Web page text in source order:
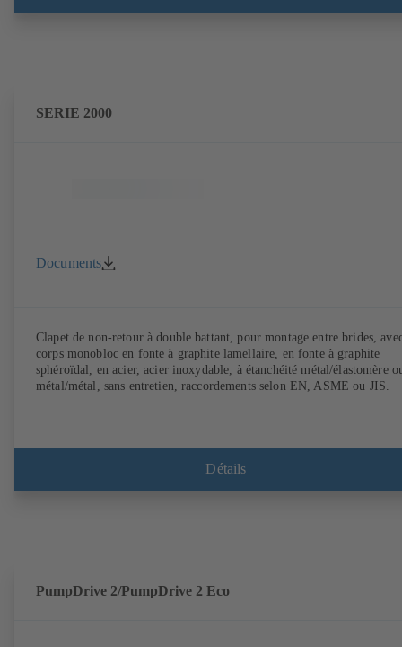
SERIE 2000
Documents
Clapet de non-retour à double battant, pour montage entre brides,
corps monobloc en fonte à graphite lamellaire, en fonte à graphite
sphéroïdal, en acier, acier inoxydable, à étanchéité métal/élastomère
métal/métal, sans entretien, raccordements selon EN, ASME ou JIS.
Détails
PumpDrive 2/PumpDrive 2 Eco